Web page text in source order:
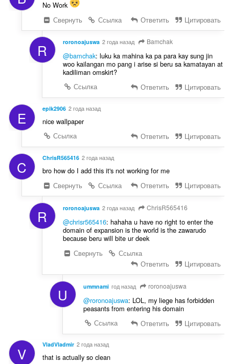
No Work
Свернуть
Ссылка Ответить Цитировать
R roronoajuswa 2 года назад Bamchak
@bamchak: luku ka mahina ka pa para kay sung jin
woo kailangan mo pang i arise si beru sa kamatayan at
kadiliman omskirt?
Ссылка
Ответить Цитировать
E epik2906 2 года назад
nice wallpaper
Ссылка
Ответить Цитировать
C ChrisR565416 2 года назад
bro how do I add this it's not working for me
Свернуть
Ссылка Ответить Цитировать
R roronoajuswa 2 года назад ChrisR565416
@chrisr565416: hahaha u have no right to enter the
domain of expansion is the world is the zawarudo
because beru will bite ur deek
Свернуть
Ссылка
Ответить
Цитировать
U ummnami год назад roronoajuswa
@roronoajuswa: LOL, my liege has forbidden
peasants from entering his domain
Ссылка
Ответить Цитировать
V VladVladmir 2 года назад
that is actually so clean